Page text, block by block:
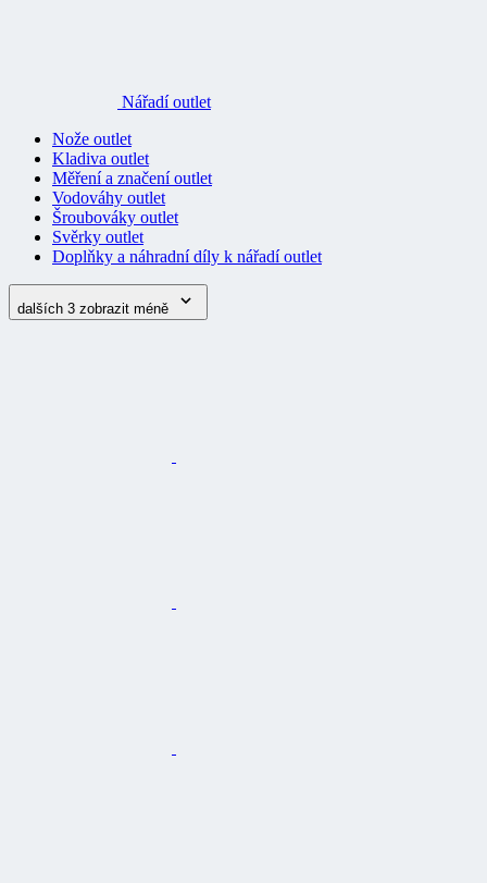
Nářadí outlet
Nože outlet
Kladiva outlet
Měření a značení outlet
Vodováhy outlet
Šroubováky outlet
Svěrky outlet
Doplňky a náhradní díly k nářadí outlet
dalších 3 zobrazit méně